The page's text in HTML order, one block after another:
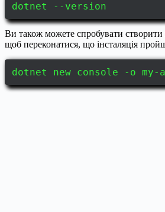
dotnet --version
Ви також можете спробувати
щоб переконатися, що інсталяція
dotnet new console -o my-